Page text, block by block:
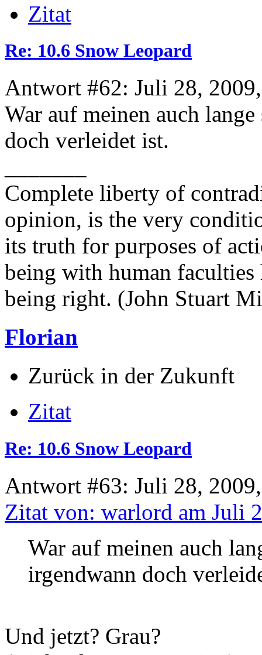
Zitat
Re: 10.6 Snow Leopard
Antwort #62: Juli 28,
War auf meinen auch
doch verleidet ist.
Complete liberty of
opinion, is the very
its truth for purposes of
being with human faculties
being right. (John Stuart
Florian
Zurück in der Zukunft
Zitat
Re: 10.6 Snow Leopard
Antwort #63: Juli 28,
Zitat von: warlord am Juli
War auf meinen auch
irgendwann doch
Und jetzt? Grau?